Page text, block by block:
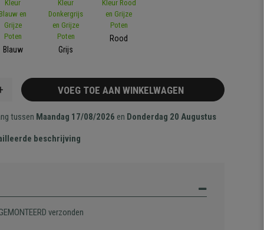
Blauw
Grijs
Rood
VOEG TOE AAN WINKELWAGEN
tussen Maandag 17/08/2026 en Donderdag 20 Augustus
beschrijving
verzonden